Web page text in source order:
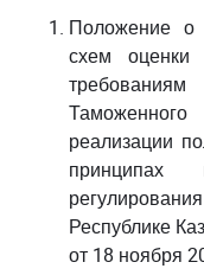
Положение о
схем оценки
реализации
принципах
Республике
от 18 ноября